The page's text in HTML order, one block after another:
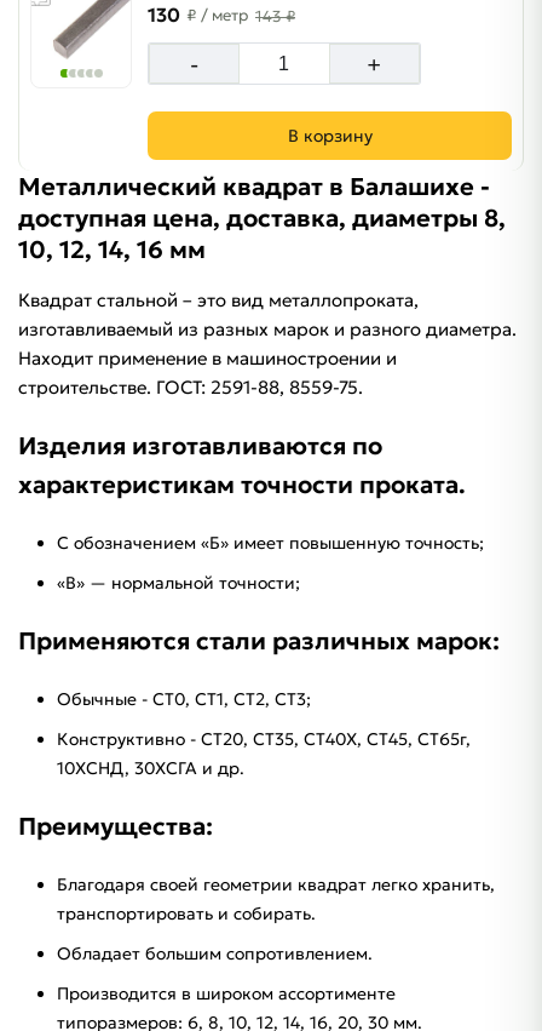
130 ₽ / метр 143 ₽
- +
В корзину
Металлический квадрат в Балашихе -
доступная цена, доставка, диаметры 8,
10, 12, 14, 16 мм
Квадрат стальной – это вид металлопроката,
изготавливаемый из разных марок и разного диаметра.
Находит применение в машиностроении и
строительстве. ГОСТ: 2591-88, 8559-75.
Изделия изготавливаются по
характеристикам точности проката.
С обозначением «Б» имеет повышенную точность;
«B» — нормальной точности;
Применяются стали различных марок:
Обычные - СТ0, СТ1, СТ2, СТ3;
Конструктивно - СТ20, СТ35, СТ40Х, СТ45, СТ65г,
10ХСНД, 30ХСГА и др.
Преимущества:
Благодаря своей геометрии квадрат легко хранить,
транспортировать и собирать.
Обладает большим сопротивлением.
Производится в широком ассортименте
типоразмеров: 6, 8, 10, 12, 14, 16, 20, 30 мм.